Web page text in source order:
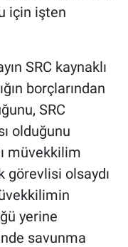
için işten
SRC kaynaklı
borçlarından
SRC
olduğunu
müvekkilim
görevlisi olsaydı
yerine
savunma